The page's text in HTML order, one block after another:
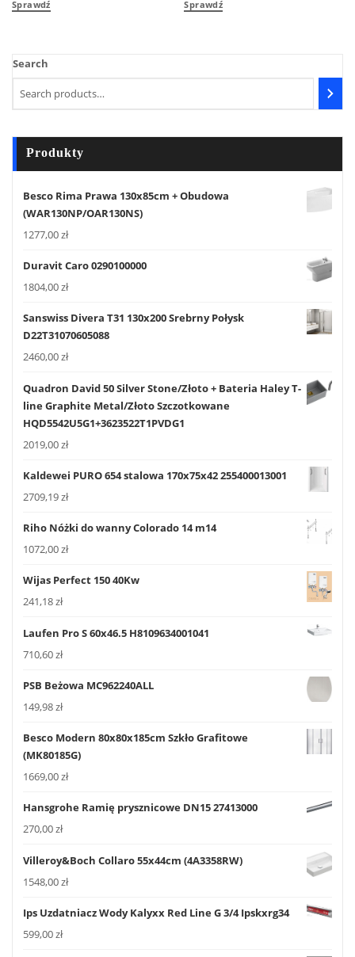
Sprawdź Sprawdź
Search
Produkty
Besco Rima Prawa 130x85cm + Obudowa
(WAR130NP/OAR130NS)
1277,00zł
Duravit Caro 0290100000
1804,00zł
Sanswiss Divera T31 130x200 Srebrny Połysk
D22T31070605088
2460,00zł
Quadron David 50 Silver Stone/Złoto + Bateria Haley T-
line Graphite Metal/Złoto Szczotkowane
HQD5542U5G1+3623522T1PVDG1
2019,00zł
Kaldewei PURO 654 stalowa 170x75x42 255400013001
2709,19zł
Riho Nóżki do wanny Colorado 14 m14
1072,00zł
Wijas Perfect 150 40Kw
241,18zł
Laufen Pro S 60x46.5 H8109634001041
710,60zł
PSB Beżowa MC962240ALL
149,98zł
Besco Modern 80x80x185cm Szkło Grafitowe
(MK80185G)
1669,00zł
Hansgrohe Ramię prysznicowe DN15 27413000
270,00zł
Villeroy&Boch Collaro 55x44cm (4A3358RW)
1548,00zł
Ips Uzdatniacz Wody Kalyxx Red Line G 3/4 Ipskxrg34
599,00zł